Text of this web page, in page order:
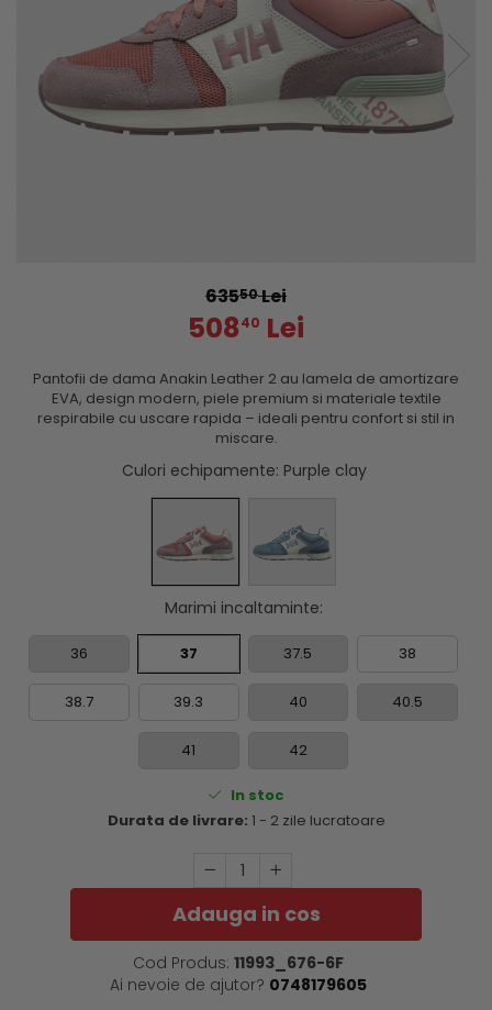
63550Lei
50840 Lei
Pantofii de dama Anakin Leather 2 au lamela de amortizare
EVA, design modern, piele premium si materiale textile
respirabile cu uscare rapida – ideali pentru confort si stil in
miscare.
Culori echipamente: Purple clay
Marimi incaltaminte:
36 37 37.5 38
38.7 39.3 40 40.5
41 42
In stoc
Durata de livrare: 1 - 2 zile lucratoare
Adauga in cos
Cod Produs: 11993_676-6F
Ai nevoie de ajutor? 0748179605